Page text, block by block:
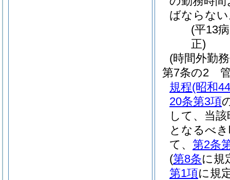
ばならな
(平13
正)
(時間外勤
第7条の2
規程(昭和
20条第3項
して、当
となるべ
て、 第2条
(第8条に規
第1項に規